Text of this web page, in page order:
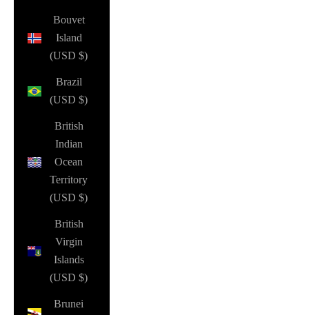
Bouvet
Island
(USD $)
Brazil
(USD $)
British
Indian
Ocean
Territory
(USD $)
British
Virgin
Islands
(USD $)
Brunei